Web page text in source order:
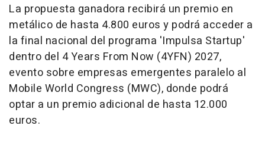
La propuesta ganadora recibirá un premio en
metálico de hasta 4.800 euros y podrá acceder a
la final nacional del programa 'Impulsa Startup'
dentro del 4 Years From Now (4YFN) 2027,
evento sobre empresas emergentes paralelo al
Mobile World Congress (MWC), donde podrá
optar a un premio adicional de hasta 12.000
euros.